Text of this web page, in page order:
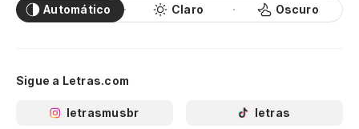
Automático Claro Oscuro
Sigue a Letras.com
letrasmusbr letras